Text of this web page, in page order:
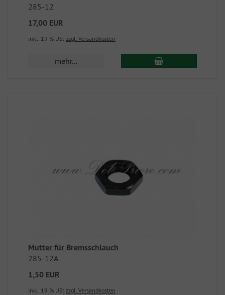
285-12
17,00 EUR
inkl. 19 % USt zzgl. Versandkosten
mehr...
Mutter für Bremsschlauch
285-12A
1,50 EUR
inkl. 19 % USt zzgl. Versandkosten